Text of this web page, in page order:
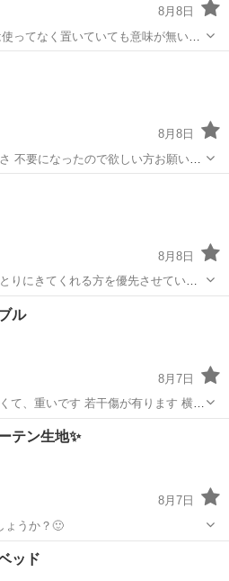
8月8日
てる場所が砂利や大きな石が有る
8月8日
不要になったので欲しい方お願いし
8月8日
りにきてくれる方を優先させていた
す。
家具
ル
8月7日
て、重いです 若干傷が有ります 横幅
ス厚10（mm） 現物確認後、決断さ
テーブル
テン生地✨
8月7日
ょうか？🙂
カーテン、ブラインド
ッド